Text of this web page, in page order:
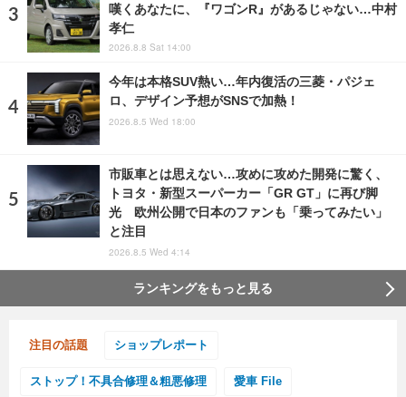
嘆くあなたに、『ワゴンR』があるじゃない…中村
孝仁
2026.8.8 Sat 14:00
今年は本格SUV熱い…年内復活の三菱・パジェ
ロ、デザイン予想がSNSで加熱！
2026.8.5 Wed 18:00
市販車とは思えない…攻めに攻めた開発に驚く、
トヨタ・新型スーパーカー「GR GT」に再び脚
光 欧州公開で日本のファンも「乗ってみたい」
と注目
2026.8.5 Wed 4:14
ランキングをもっと見る
注目の話題 ショップレポート
ストップ！不具合修理＆粗悪修理 愛車 File